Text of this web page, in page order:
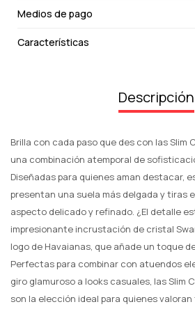
Medios de pago
Características
Descripción
Brilla con cada paso que des con las Slim
una combinación atemporal de
Diseñadas para quienes aman destacar,
presentan una suela más delgada y tiras
aspecto delicado y refinado. ¿El detalle
impresionante incrustación de cristal
logo de Havaianas, que añade un toque
Perfectas para combinar con atuendos
giro glamuroso a looks casuales, las Slim
son la elección ideal para quienes